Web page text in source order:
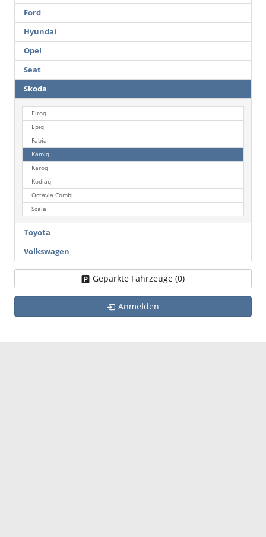
Ford
Hyundai
Opel
Seat
Skoda
Elroq
Epiq
Fabia
Kamiq
Karoq
Kodiaq
Octavia Combi
Scala
Toyota
Volkswagen
Geparkte Fahrzeuge (0)
Anmelden